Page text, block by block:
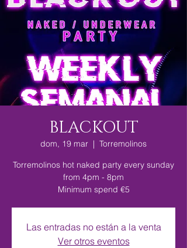
BLACKOUT
dom, 19 mar
  |
Torremolinos
Torremolinos hot naked party every sunday
from 4pm - 8pm
Minimum spend €5
Las entradas no están a la venta
Ver otros eventos